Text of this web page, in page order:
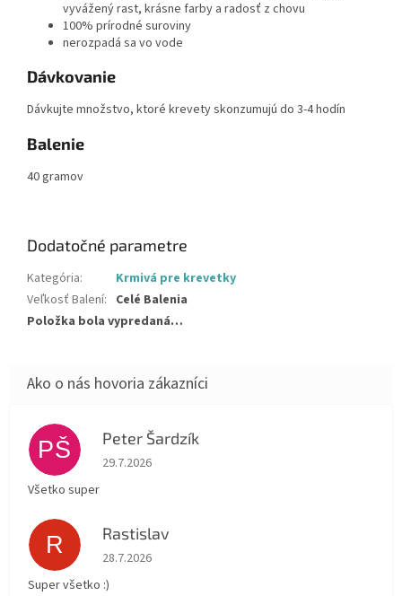
vyvážený rast, krásne farby a radosť z chovu
100% prírodné suroviny
nerozpadá sa vo vode
Dávkovanie
Dávkujte množstvo, ktoré krevety skonzumujú do 3-4 hodín
Balenie
40 gramov
Dodatočné parametre
Kategória:
Krmivá pre krevetky
Veľkosť Balení: Celé Balenia
Položka bola vypredaná…
PŠ Peter Šardzík
Hodnotenie obchodu je 5 z 5 hviezdičiek.
29.7.2026
Všetko super
R Rastislav
Hodnotenie obchodu je 5 z 5 hviezdičiek.
28.7.2026
Super všetko :)